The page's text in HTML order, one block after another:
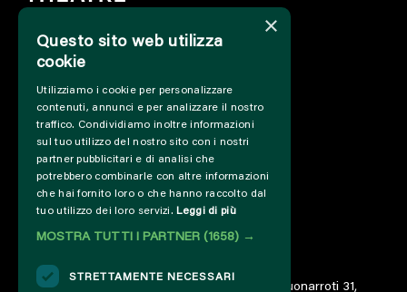
HOME
SOSTIENICI
PRESS&PROFESSIONAL
CHI SIAMO
PARTNER
PROGETTI E COLLABORAZIONI
CUT / ANALOGUE
ARCHIVIO
DIARIO
© 2023 – Associazione AREA06 – ETS – Via Buonarroti 31,
×
Questo sito web utilizza
cookie
Utilizziamo i cookie per personalizzare
contenuti, annunci e per analizzare il nostro
traffico. Condividiamo inoltre informazioni
sul tuo utilizzo del nostro sito con i nostri
partner pubblicitari e di analisi che
potrebbero combinarle con altre informazioni
che hai fornito loro o che hanno raccolto dal
tuo utilizzo dei loro servizi. Leggi di più
MOSTRA TUTTI I PARTNER (1658) →
STRETTAMENTE NECESSARI